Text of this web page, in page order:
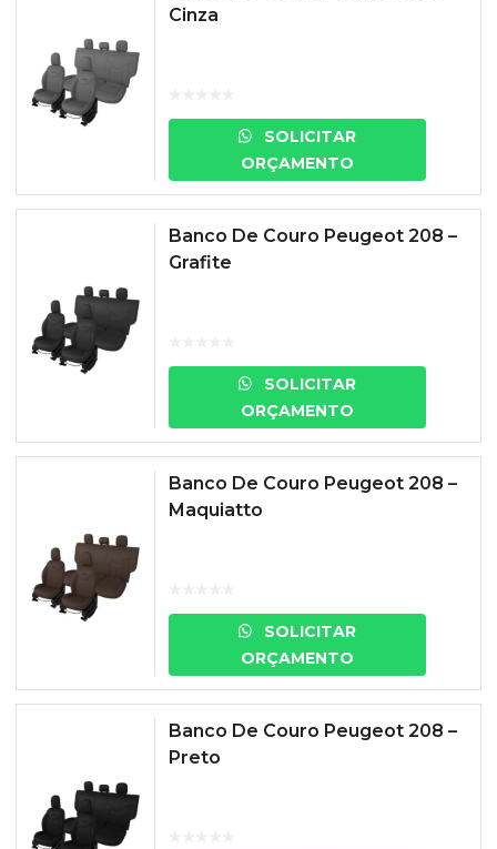
Cinza
SOLICITAR
ORÇAMENTO
Banco De Couro Peugeot 208 –
Grafite
SOLICITAR
ORÇAMENTO
Banco De Couro Peugeot 208 –
Maquiatto
SOLICITAR
ORÇAMENTO
Banco De Couro Peugeot 208 –
Preto